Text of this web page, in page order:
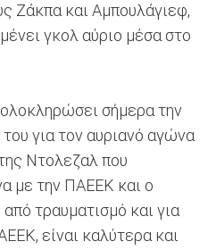
Ζάκπα και Αμπουλάγιεφ,
γκολ αύριο μέσα στο
σήμερα την
για τον αυριανό αγώνα
Ντολεζαλ που
με την ΠΑΕΕΚ και ο
τραυματισμό και για
είναι καλύτερα και